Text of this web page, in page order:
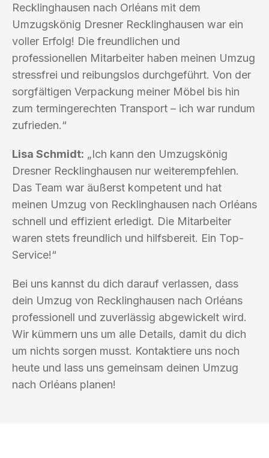
Recklinghausen nach Orléans mit dem
Umzugskönig Dresner Recklinghausen war ein
voller Erfolg! Die freundlichen und
professionellen Mitarbeiter haben meinen Umzug
stressfrei und reibungslos durchgeführt. Von der
sorgfältigen Verpackung meiner Möbel bis hin
zum termingerechten Transport – ich war rundum
zufrieden.“
Lisa Schmidt: „Ich kann den Umzugskönig
Dresner Recklinghausen nur weiterempfehlen.
Das Team war äußerst kompetent und hat
meinen Umzug von Recklinghausen nach Orléans
schnell und effizient erledigt. Die Mitarbeiter
waren stets freundlich und hilfsbereit. Ein Top-
Service!“
Bei uns kannst du dich darauf verlassen, dass
dein Umzug von Recklinghausen nach Orléans
professionell und zuverlässig abgewickelt wird.
Wir kümmern uns um alle Details, damit du dich
um nichts sorgen musst. Kontaktiere uns noch
heute und lass uns gemeinsam deinen Umzug
nach Orléans planen!